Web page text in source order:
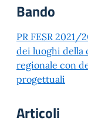
Bando
PR FESR 2021/
dei luoghi della
regionale con
progettuali
Articoli